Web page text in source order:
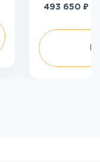
493 650 ₽